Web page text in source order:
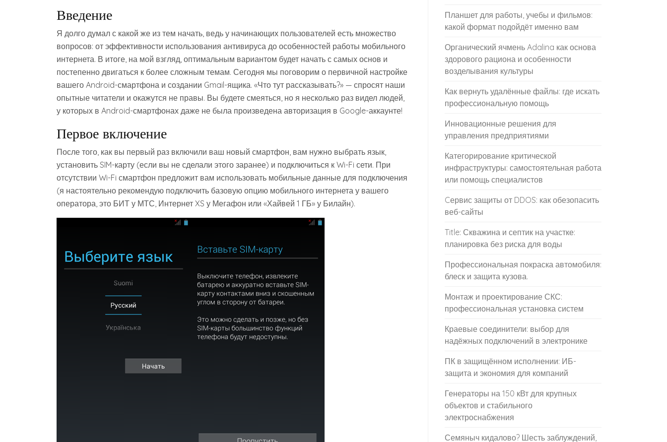
Введение
Я долго думал с какой же из тем начать, ведь у начинающих пользователей есть множество
вопросов: от эффективности использования антивируса до особенностей работы мобильного
интернета. В итоге, на мой взгляд, оптимальным вариантом будет начать с самых основ и
постепенно двигаться к более сложным темам. Сегодня мы поговорим о первичной настройке
вашего Android-смартфона и создании Gmail-ящика. «Что тут рассказывать?» — спросят наши
опытные читатели и окажутся не правы. Вы будете смеяться, но я несколько раз видел людей,
у которых в Android-смартфонах даже не была произведена авторизация в Google-аккаунте!
Первое включение
После того, как вы первый раз включили ваш новый смартфон, вам нужно выбрать язык,
установить SIM-карту (если вы не сделали этого заранее) и подключиться к Wi-Fi сети. При
отсутствии Wi-Fi смартфон предложит вам использовать мобильные данные для подключения
(я настоятельно рекомендую подключить базовую опцию мобильного интернета у вашего
оператора, это БИТ у МТС, Интернет XS у Мегафон или «Хайвей 1 ГБ» у Билайн).
Планшет для работы, учебы и фильмов:
какой формат подойдёт именно вам
Органический ячмень Adalina как основа
здорового рациона и особенности
возделывания культуры
Как вернуть удалённые файлы: где искать
профессиональную помощь
Инновационные решения для
управления предприятиями
Категорирование критической
инфраструктуры: самостоятельная работа
или помощь специалистов
Cервис защиты от DDOS: как обезопасить
веб-сайты
Title: Скважина и септик на участке:
планировка без риска для воды
Профессиональная покраска автомобиля:
блеск и защита кузова.
Монтаж и проектирование СКС:
профессиональная установка систем
Краевые соединители: выбор для
надёжных подключений в электронике
ПК в защищённом исполнении: ИБ-
защита и экономия для компаний
Генераторы на 150 кВт для крупных
объектов и стабильного
электроснабжения
Семяныч кидалово? Шесть заблуждений,